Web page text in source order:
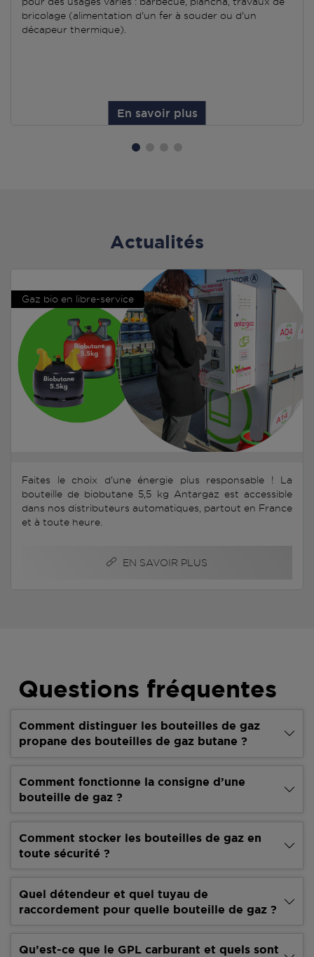
bricolage (alimentation d'un fer à souder ou d'un
décapeur thermique).
En savoir plus
Actualités
Gaz bio en libre-service
Faites le choix d'une énergie plus responsable ! La
bouteille de biobutane 5,5 kg Antargaz est accessible
dans nos distributeurs automatiques, partout en France
et à toute heure.
EN SAVOIR PLUS
Questions fréquentes
Comment distinguer les bouteilles de gaz
propane des bouteilles de gaz butane ?
Comment fonctionne la consigne d’une
bouteille de gaz ?
Comment stocker les bouteilles de gaz en
toute sécurité ?
Quel détendeur et quel tuyau de
raccordement pour quelle bouteille de gaz ?
Qu’est-ce que le GPL carburant et quels sont